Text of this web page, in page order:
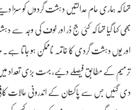
تھا کہ ہماری عام عدالتیں دہشت گردوں کو سزا
بھی کہا گیا تھا کہ کئی جج ڈر اور خوف کی وجہ سے
اور یوں دہشت گردی کا خاتمہ ناممکن ہو جاتا
ترمیم کے مطابق فیصلے دئیے، بہت بڑی تعداد
دی گئیں جس سے پاکستان کے اندرونی حالات